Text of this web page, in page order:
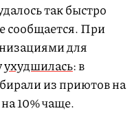
так быстро
сообщается. При
для
ухудшилась: в
из приютов на
10% чаще.